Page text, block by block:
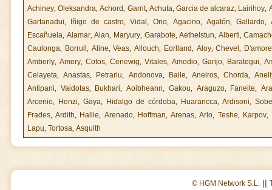
Achiney,Oleksandra,Achord, Garrit, Achuta, Garcia de alcaraz, Lairihoy,
Gartanadui, Iñigo de castro, Vidal , Orio, Agacino, Agatón, Gallardo,
Escañuela, Alamar,Alan, Maryury, Garabote,Aethelstun, Alberti,
Caulonga, Borrull , Aline,Veas,Allouch, Eorlland, Aloy,Chevel, D'amore
Amberly, Amery, Cotos, Cenewig, Vitales, Amodio, Garijo, Barategui,
Celayeta,Anastas, Petrariu, Andonova, Baile, Aneiros,Chorda,
Antipani, Vaidotas, Bukhari,Aoibheann, Gakou, Araguzo, Faneite,
Arcenio, Henzi, Gaya, Hidalgo de córdoba, Huarancca,Ardisoni,
Frades,Ardith, Hallie, Arenado, Hoffman,Arenas,Arlo, Teshe, Karpov,
Lapu, Tortosa, Asquith
© HGM Network S.L. ||